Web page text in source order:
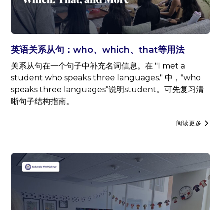
英语关系从句：who、which、that等用法
关系从句在一个句子中补充名词信息。在 "I met a
student who speaks three languages." 中，"who
speaks three languages"说明student。可先复习清
晰句子结构指南。
阅读更多